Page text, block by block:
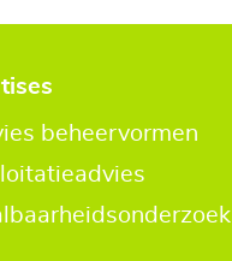
beheervormen